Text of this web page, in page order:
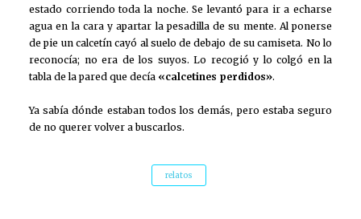
estado corriendo toda la noche. Se levantó para ir a echarse
agua en la cara y apartar la pesadilla de su mente. Al ponerse
de pie un calcetín cayó al suelo de debajo de su camiseta. No lo
reconocía; no era de los suyos. Lo recogió y lo colgó en la
tabla de la pared que decía «calcetines perdidos».
Ya sabía dónde estaban todos los demás, pero estaba seguro
de no querer volver a buscarlos.
relatos